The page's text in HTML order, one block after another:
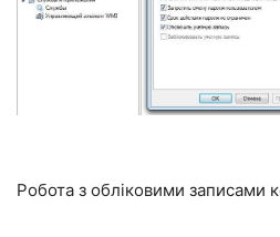
Робота з обліковими записами